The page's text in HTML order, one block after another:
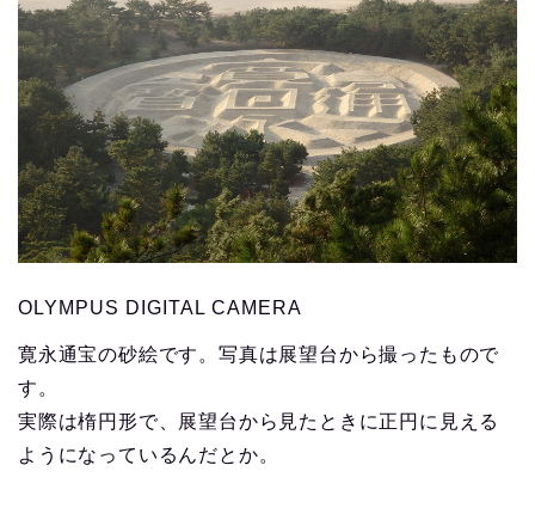
OLYMPUS DIGITAL CAMERA
寛永通宝の砂絵です。写真は展望台から撮ったもので
す。
実際は楕円形で、展望台から見たときに正円に見える
ようになっているんだとか。